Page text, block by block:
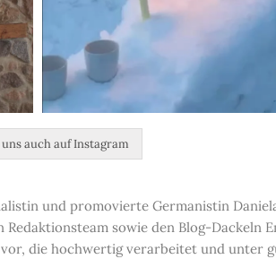
auch auf Instagram
und promovierte Germanistin
sowie den Blog-Dackeln
die hochwertig verarbeitet und unter